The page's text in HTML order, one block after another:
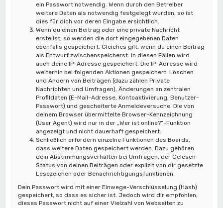
ein Passwort notwendig. Wenn durch den Betreiber
weitere Daten als notwendig festgelegt wurden, so ist
dies für dich vor deren Eingabe ersichtlich.
Wenn du einen Beitrag oder eine private Nachricht
erstellst, so werden die dort eingegebenen Daten
ebenfalls gespeichert. Gleiches gilt, wenn du einen Beitrag
als Entwurf zwischenspeicherst. In diesen Fällen wird
auch deine IP-Adresse gespeichert. Die IP-Adresse wird
weiterhin bei folgenden Aktionen gespeichert: Löschen
und Ändern von Beiträgen (dazu zählen Private
Nachrichten und Umfragen), Änderungen an zentralen
Profildaten (E-Mail-Adresse, Kontoaktivierung, Benutzer-
Passwort) und gescheiterte Anmeldeversuche. Die von
deinem Browser übermittelte Browser-Kennzeichnung
(User Agent) wird nur in der „Wer ist online?“-Funktion
angezeigt und nicht dauerhaft gespeichert.
Schließlich erfordern einzelne Funktionen des Boards,
dass weitere Daten gespeichert werden. Dazu gehören
dein Abstimmungsverhalten bei Umfragen, der Gelesen-
Status von deinen Beiträgen oder explizit von dir gesetzte
Lesezeichen oder Benachrichtigungsfunktionen.
Dein Passwort wird mit einer Einwege-Verschlüsselung (Hash)
gespeichert, so dass es sicher ist. Jedoch wird dir empfohlen,
dieses Passwort nicht auf einer Vielzahl von Webseiten zu